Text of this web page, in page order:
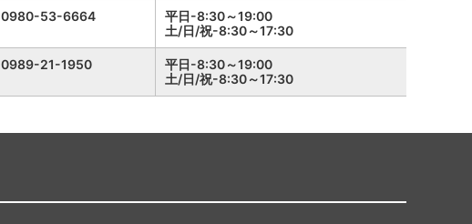
0980-53-6664
平日-8:30～19:00
土/日/祝-8:30～17:30
0989-21-1950
平日-8:30～19:00
土/日/祝-8:30～17:30